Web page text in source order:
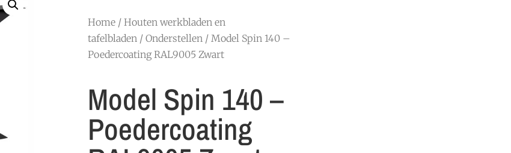
Home / Houten werkbladen en
tafelbladen / Onderstellen / Model Spin 140 –
Poedercoating RAL9005 Zwart
Model Spin 140 –
Poedercoating